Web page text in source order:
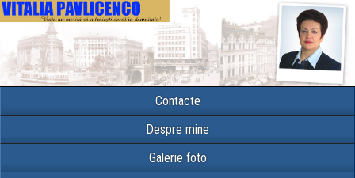
Contacte
Despre mine
Galerie foto